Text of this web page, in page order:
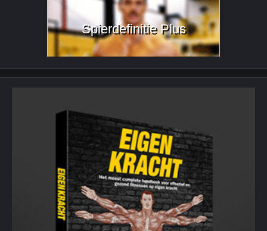
Spierdefinitie Plus